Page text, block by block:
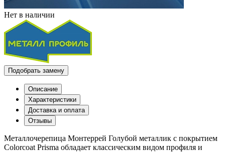
Нет в наличии
Подобрать замену
Описание
Характеристики
Доставка и оплата
Отзывы
Металлочерепица Монтеррей Голубой металлик с покрытием
Colorcoat Prisma обладает классическим видом профиля и